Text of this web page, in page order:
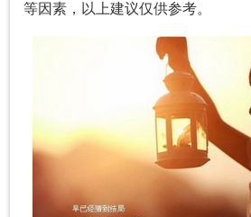
等因素，以上建议仅供参考。